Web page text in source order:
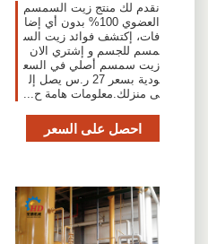
نقدم لك منتج زيت السمسم
العضوي 100% بدون أي إضا
فات، إكتشف فوائد زيت الس
مسم للجسم و إشتري الان
زيت سمسم أصلي في السع
ودية بسعر 27 ر.س يصل إل
ى منزلك.معلومات هامة ح...
احصل على السعر